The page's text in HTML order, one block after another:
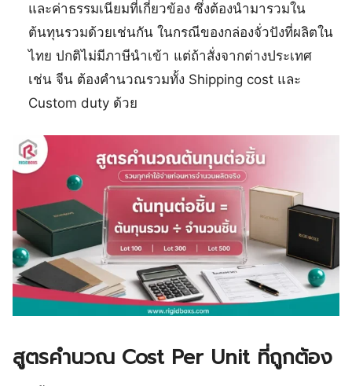
และค่าธรรมเนียมที่เกี่ยวข้อง ซึ่งต้องนำมารวมใน
ต้นทุนรวมด้วยเช่นกัน ในกรณีของกล่องจั่วปังที่ผลิตใน
ไทย ปกติไม่มีภาษีนำเข้า แต่ถ้าสั่งจากต่างประเทศ
เช่น จีน ต้องคำนวณรวมทั้ง Shipping cost และ
Custom duty ด้วย
สูตรคำนวณ Cost Per Unit ที่ถูกต้อง